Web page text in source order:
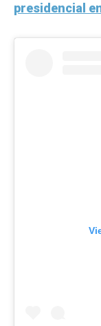
presidencial